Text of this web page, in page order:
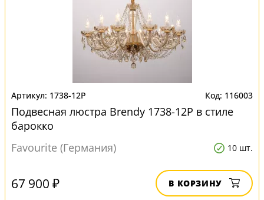
1738-12P 116003
Подвесная люстра Brendy 1738-12P в стиле
барокко
Favourite (Германия)
10 шт.
67 900 ₽ В КОРЗИНУ